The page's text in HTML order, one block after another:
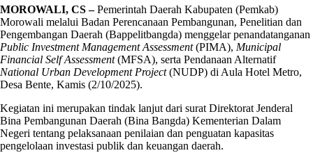
MOROWALI, CS –Pemerintah Daerah Kabupaten (Pemkab)
Morowali melalui Badan Perencanaan Pembangunan, Penelitian dan
Pengembangan Daerah (Bappelitbangda) menggelar penandatanganan
Public Investment Management Assessment(PIMA), Municipal
Financial Self Assessment(MFSA), serta Pendanaan Alternatif
National Urban Development Project(NUDP) di Aula Hotel Metro,
Desa Bente, Kamis (2/10/2025).
Kegiatan ini merupakan tindak lanjut dari surat Direktorat Jenderal
Bina Pembangunan Daerah (Bina Bangda) Kementerian Dalam
Negeri tentang pelaksanaan penilaian dan penguatan kapasitas
pengelolaan investasi publik dan keuangan daerah.